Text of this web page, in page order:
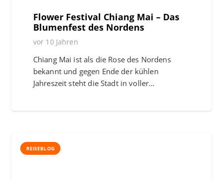
Flower Festival Chiang Mai – Das
Blumenfest des Nordens
vor 10 Jahren
Chiang Mai ist als die Rose des Nordens
bekannt und gegen Ende der kühlen
Jahreszeit steht die Stadt in voller…
REISEBLOG